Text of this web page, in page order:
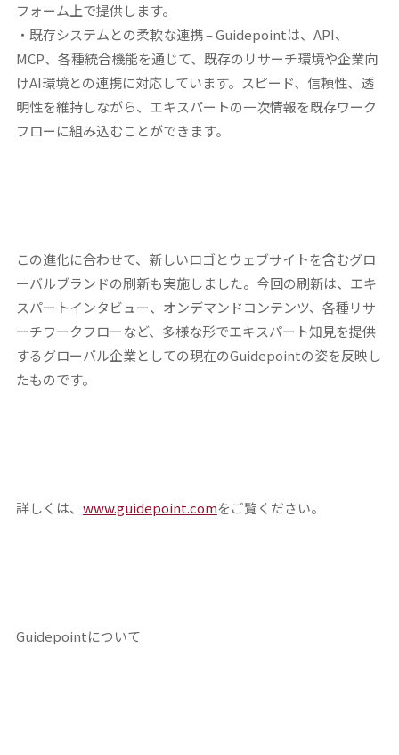
フォーム上で提供します。
・既存システムとの柔軟な連携– Guidepointは、API、
MCP、各種統合機能を通じて、既存のリサーチ環境や企業向
けAI環境との連携に対応しています。スピード、信頼性、透
明性を維持しながら、エキスパートの一次情報を既存ワーク
フローに組み込むことができます。
この進化に合わせて、新しいロゴとウェブサイトを含むグロ
ーバルブランドの刷新も実施しました。今回の刷新は、エキ
スパートインタビュー、オンデマンドコンテンツ、各種リサ
ーチワークフローなど、多様な形でエキスパート知見を提供
するグローバル企業としての現在のGuidepointの姿を反映し
たものです。
詳しくは、 www.guidepoint.comをご覧ください。
Guidepointについて